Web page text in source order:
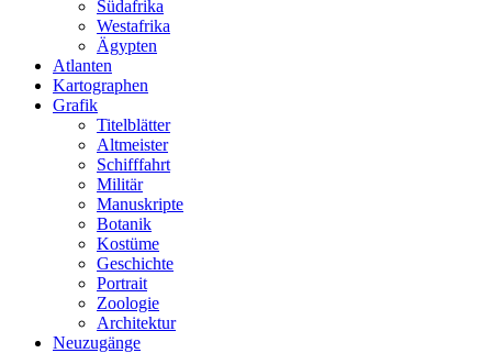
Südafrika
Westafrika
Ägypten
Atlanten
Kartographen
Grafik
Titelblätter
Altmeister
Schifffahrt
Militär
Manuskripte
Botanik
Kostüme
Geschichte
Portrait
Zoologie
Architektur
Neuzugänge